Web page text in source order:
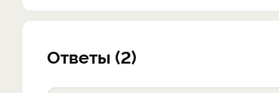
Ответы (2)